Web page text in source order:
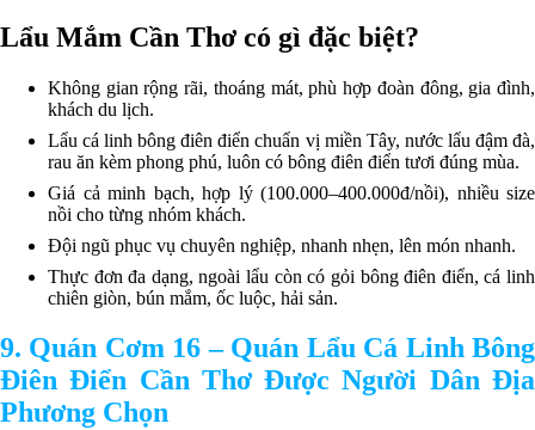
Lẩu Mắm Cần Thơ có gì đặc biệt?
Không gian rộng rãi, thoáng mát, phù hợp đoàn đông, gia đình,
khách du lịch.
Lẩu cá linh bông điên điển chuẩn vị miền Tây, nước lẩu đậm đà,
rau ăn kèm phong phú, luôn có bông điên điển tươi đúng mùa.
Giá cả minh bạch, hợp lý (100.000–400.000đ/nồi), nhiều size
nồi cho từng nhóm khách.
Đội ngũ phục vụ chuyên nghiệp, nhanh nhẹn, lên món nhanh.
Thực đơn đa dạng, ngoài lẩu còn có gỏi bông điên điển, cá linh
chiên giòn, bún mắm, ốc luộc, hải sản.
9. Quán Cơm 16 – Quán Lẩu Cá Linh Bông
Điên Điển Cần Thơ Được Người Dân Địa
Phương Chọn